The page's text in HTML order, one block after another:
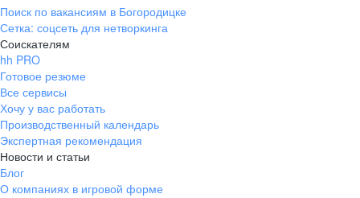
Поиск по вакансиям в Богородицке
Сетка: соцсеть для нетворкинга
Соискателям
hh PRO
Готовое резюме
Все сервисы
Хочу у вас работать
Производственный календарь
Экспертная рекомендация
Новости и статьи
Блог
О компаниях в игровой форме